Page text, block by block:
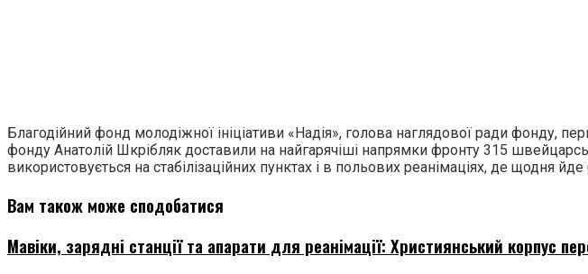
Благодійний фонд молодіжної ініціативи «Надія», голова наглядової ради фонду,
фонду Анатолій Шкрібляк доставили на найгарячіші напрямки фронту 315
використовується на стабілізаційних пунктах і в польових реанімаціях, де щодня
Вам також може сподобатися
Мавіки, зарядні станції та апарати для реанімації: Християнський корпус